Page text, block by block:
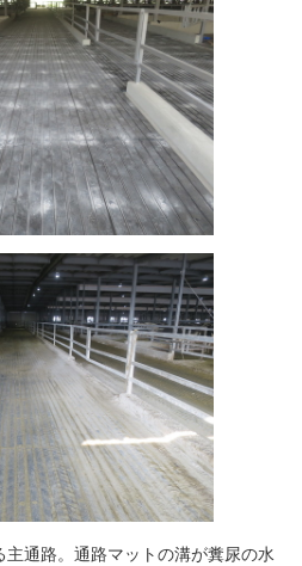
通路。通路マットの溝が糞尿の水